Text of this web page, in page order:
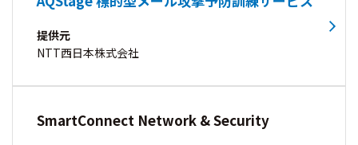
提供元
NTT西日本株式会社
SmartConnect Network & Security